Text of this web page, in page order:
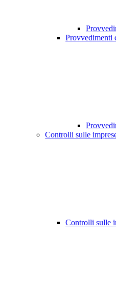
Provvedimenti
Controlli sulle
Controlli sulle